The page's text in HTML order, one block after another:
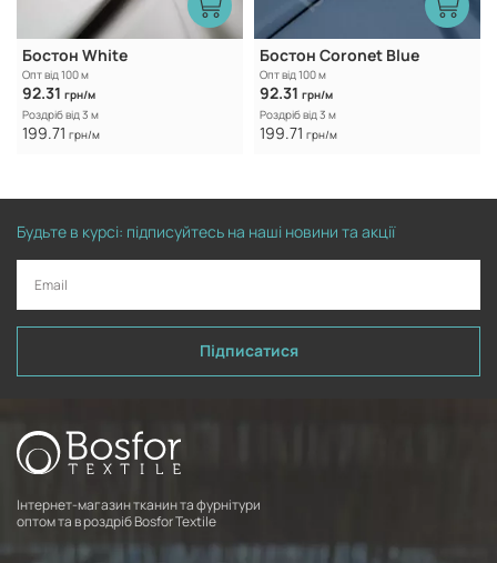
Бостон White
Опт від 100 м
92.31 грн/м
Роздріб від 3 м
199.71 грн/м
Бостон Coronet Blue
Опт від 100 м
92.31 грн/м
Роздріб від 3 м
199.71 грн/м
Будьте в курсі: підписуйтесь на наші новини та акції
Підписатися
Інтернет-магазин тканин та фурнітури
оптом та в роздріб Bosfor Textile